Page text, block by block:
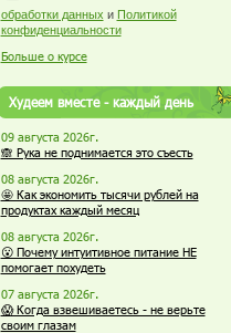
обработки данных и Политикой
конфиденциальности
Больше о курсе
Худеем вместе - каждый день
09 августа 2026г.
🙈 Рука не поднимается это съесть
08 августа 2026г.
🤩 Как экономить тысячи рублей на
продуктах каждый месяц
08 августа 2026г.
😮 Почему интуитивное питание НЕ
помогает похудеть
07 августа 2026г.
😱 Когда взвешиваетесь - не верьте
своим глазам